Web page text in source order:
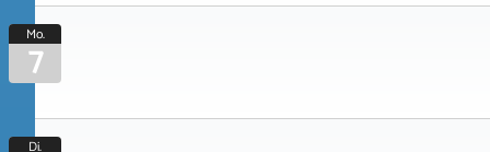
Mo.
7
Di.